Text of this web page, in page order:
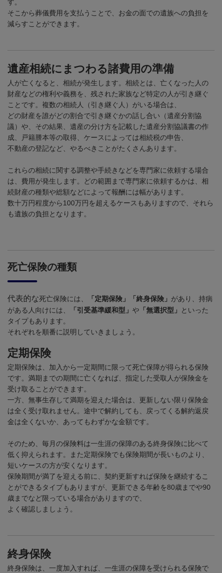
す。
そこから葬儀費用を支払うことで、お金の面での遺族への負担を
減らすことができます。
遺産相続にまつわる諸費用の準備
人が亡くなると、相続が発生します。相続とは、亡くなった人の
財産などの権利や義務を、残された家族など特定の人が引き継ぐ
ことです。複数の相続人（引き継ぐ人）がいる場合は、
どの財産を誰がどの割合で引き継ぐかの話し合い（遺産分割協
議）や、その結果、遺産の分け方を記載した遺産分割協議書の作
成、戸籍謄本等の取得、ケースによっては相続税の申告、
不動産の登記など、やるべきことがたくさんあります。
これらの相続に関する調整や手続きなどを専門家に依頼する場合
は、費用が発生します。どの範囲まで専門家に依頼するかは、相
続財産の種類や総額などによって報酬には幅があります。
数十万円程度から100万円を超えるケースもありますので、それら
も遺族の負担となります。
死亡保険の種類
代表的な死亡保険には、 「定期保険」「終身保険」 があり、持病
がある人向けには、
「引受基準緩和型」 や 「無選択型」
といった
タイプもあります。
それぞれを順番に説明していきましょう。
定期保険
定期保険は、加入から一定期間に限って死亡保障が得られる保険
です。満期までの期間に亡くなれば、指定した受取人が保険金を
受け取ることができます。
一方、無事生存して満期を迎えた場合は、更新しない限り保険金
は全く受け取れません。途中で解約しても、戻ってくる解約返戻
金は全くないか、あってもわずかな金額です。
そのため、毎月の保険料は一生涯の保障のある終身保険に比べて
低く抑えられます。また定期保険でも保険期間が長いものより、
短いケースの方が安くなります。
保険期間が満了を迎える前に、契約更新すれば保険を継続するこ
とができるタイプもありますが、更新できる年齢を80歳までや90
歳までなど限っている場合がありますので、
よく確認しましょう。
終身保険
終身保険は、一度加入すれば、一生涯の保障を受けられる保険で